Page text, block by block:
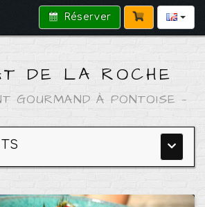
Réserver
DE LA ROCHE
GOURMAND À PONTOISE —
Menu